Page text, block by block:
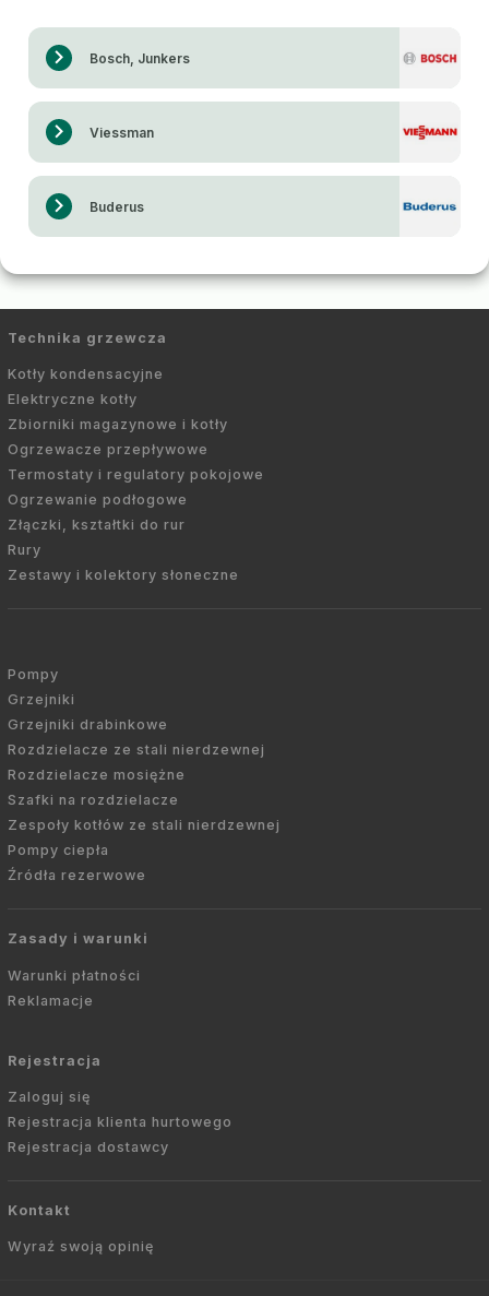
Bosch, Junkers
Viessman
Buderus
Technika grzewcza
Kotły kondensacyjne
Elektryczne kotły
Zbiorniki magazynowe i kotły
Ogrzewacze przepływowe
Termostaty i regulatory pokojowe
Ogrzewanie podłogowe
Złączki, kształtki do rur
Rury
Zestawy i kolektory słoneczne
Pompy
Grzejniki
Grzejniki drabinkowe
Rozdzielacze ze stali nierdzewnej
Rozdzielacze mosiężne
Szafki na rozdzielacze
Zespoły kotłów ze stali nierdzewnej
Pompy ciepła
Źródła rezerwowe
Zasady i warunki
Warunki płatności
Reklamacje
Rejestracja
Zaloguj się
Rejestracja klienta hurtowego
Rejestracja dostawcy
Kontakt
Wyraź swoją opinię